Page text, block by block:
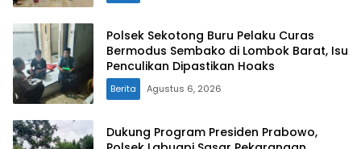
Polsek Sekotong Buru Pelaku Curas
Bermodus Sembako di Lombok Barat, Isu
Penculikan Dipastikan Hoaks
Berita Agustus 6, 2026
Dukung Program Presiden Prabowo,